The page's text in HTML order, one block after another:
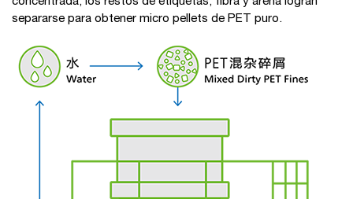
separarse para obtener micro pellets de PET puro.